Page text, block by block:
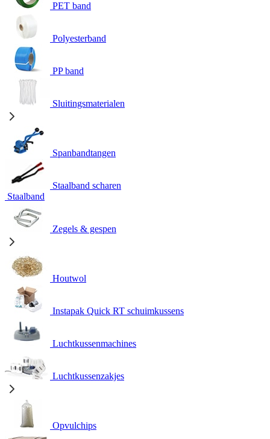
PET band
Polyesterband
PP band
Sluitingsmaterialen
Spanbandtangen
Staalband scharen
Staalband
Zegels & gespen
Houtwol
Instapak Quick RT schuimkussens
Luchtkussenmachines
Luchtkussenzakjes
Opvulchips